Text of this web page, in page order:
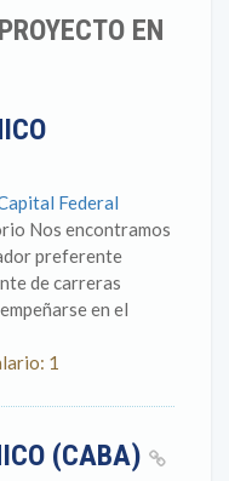
EN
Federal
Nos encontramos
preferente
de carreras
en el
1
(CABA)